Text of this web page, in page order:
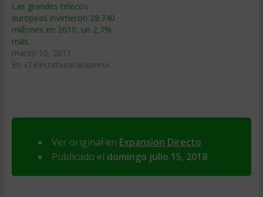
Las grandes telecos
europeas invirtieron 28.740
millones en 2010, un 2,7%
más
marzo 10, 2011
En «Telecomunicaciones»
Ver original en Expansion Directo
Publicado el domingo julio 15, 2018